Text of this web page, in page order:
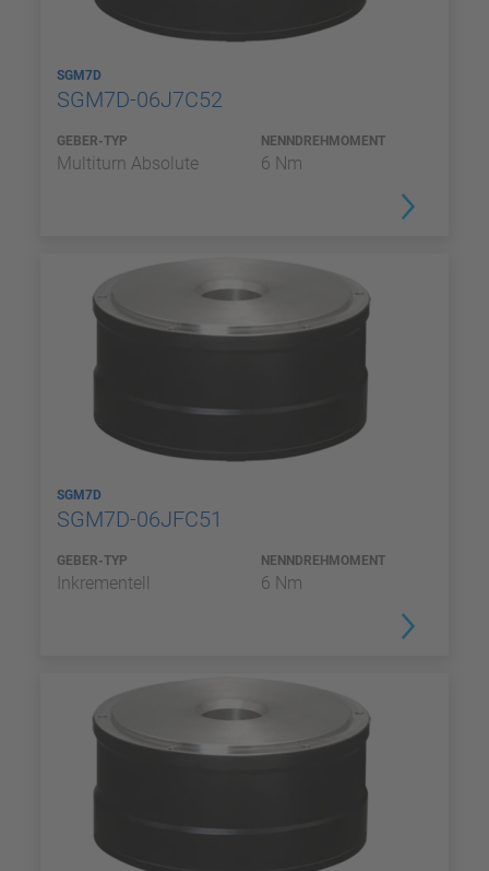
SGM7D
SGM7D-06J7C52
GEBER-TYP
Multiturn Absolute
NENNDREHMOMENT
6 Nm
SGM7D
SGM7D-06JFC51
GEBER-TYP
Inkrementell
NENNDREHMOMENT
6 Nm